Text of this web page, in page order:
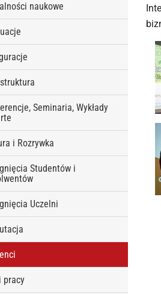
naukowe
Seminaria, Wykłady
i Rozrywka
Studentów i
Uczelni
pracy